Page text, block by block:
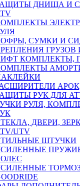
ДНИЩА И
СУМКИ И
ГРУЗОВ
КОМПЛЕКТЫ,
РУК ДЛЯ
РУЛЯ,
ДВЕРИ,
UTV
ШТУЧКИ